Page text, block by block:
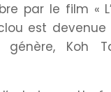
par le film «
est devenue
génère, Koh